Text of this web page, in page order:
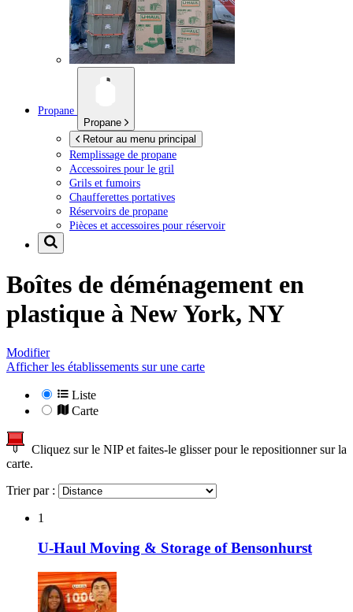
Propane
Propane
Retour au menu principal
Remplissage de propane
Accessoires pour le gril
Grils et fumoirs
Chaufferettes portatives
Réservoirs de propane
Pièces et accessoires pour réservoir
Boîtes de déménagement en
plastique à New York, NY
Modifier
Afficher les établissements sur une carte
Liste
Carte
Cliquez sur le NIP et faites-le glisser pour le repositionner sur la
carte.
Trier par :
1
U-Haul Moving & Storage of Bensonhurst